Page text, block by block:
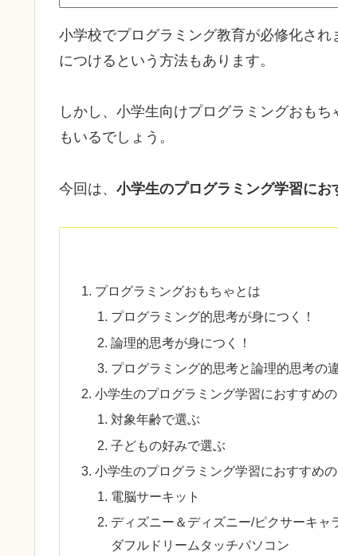
小学校でプログラミング教育が必修化さ
につけるという方法もあります。
しかし、小学生向けプログラミングおも
もいるでしょう。
今回は、 小学生のプログラミング学習にお
プログラミングおもちゃとは
プログラミング的思考が身につく！
論理的思考が身につく！
プログラミング的思考と論理的思考の
小学生のプログラミング学習におすすめ
対象年齢で選ぶ
子どもの好みで選ぶ
小学生のプログラミング学習におすすめ
電脳サーキット
ディズニー＆ディズニー/ピクサーキ
ダフルドリームタッチパソコン